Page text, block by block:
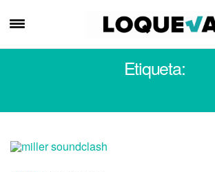
Etiqueta: